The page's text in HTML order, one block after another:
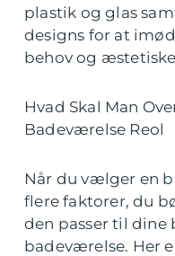
plastik og glas
designs for at
behov og
Hvad Skal Man
Badeværelse Reol
Når du vælger en
flere faktorer, du
den passer til
badeværelse. Her